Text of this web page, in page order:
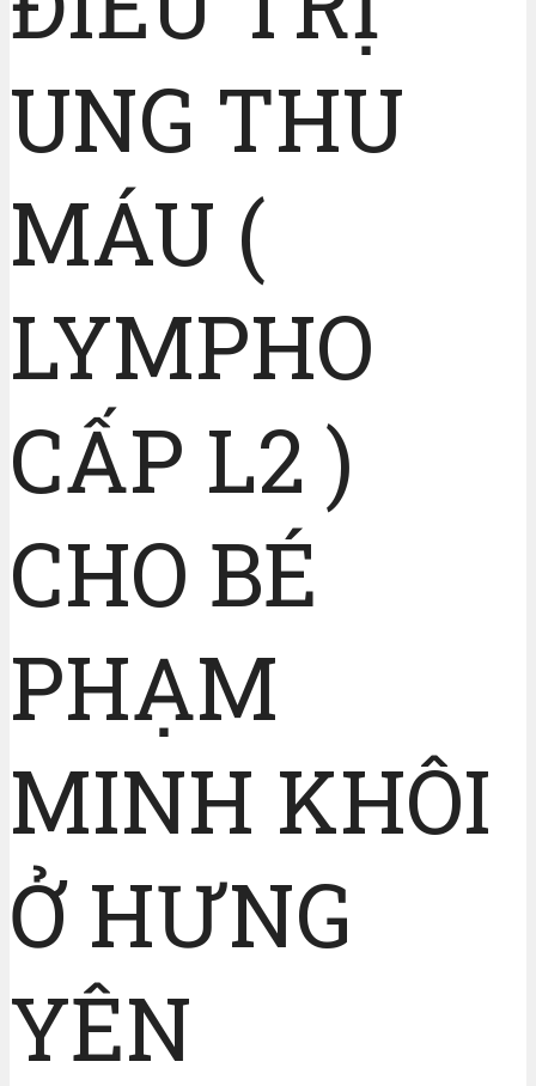
UNG THU
MÁU (
LYMPHO
CẤP L2 )
CHO BÉ
PHẠM
MINH KHÔI
Ở HƯNG
YÊN